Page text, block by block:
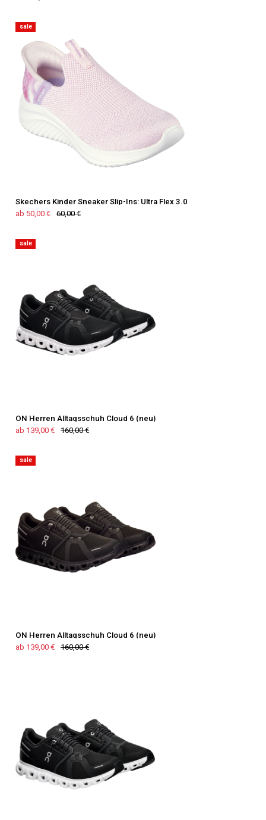
sale
Skechers Kinder Sneaker Slip-Ins: Ultra Flex 3.0
ab 50,00 €
60,00 €
sale
ON Herren Alltagsschuh Cloud 6 (neu)
ab 139,00 €
160,00 €
sale
ON Herren Alltagsschuh Cloud 6 (neu)
ab 139,00 €
160,00 €